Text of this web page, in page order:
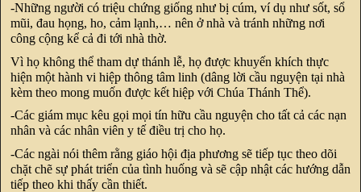
-Những người có triệu chứng giống như bị cúm, ví dụ như sốt, sổ
mũi, đau họng, ho, cảm lạnh,… nên ở nhà và tránh những nơi
công cộng kể cả đi tới nhà thờ.
Vì họ không thể tham dự thánh lễ, họ được khuyến khích thực
hiện một hành vi hiệp thông tâm linh (dâng lời cầu nguyện tại nhà
kèm theo mong muốn được kết hiệp với Chúa Thánh Thể).
-Các giám mục kêu gọi mọi tín hữu cầu nguyện cho tất cả các nạn
nhân và các nhân viên y tế điều trị cho họ.
-Các ngài nói thêm rằng giáo hội địa phương sẽ tiếp tục theo dõi
chặt chẽ sự phát triển của tình huống và sẽ cập nhật các hướng dẫn
tiếp theo khi thấy cần thiết.